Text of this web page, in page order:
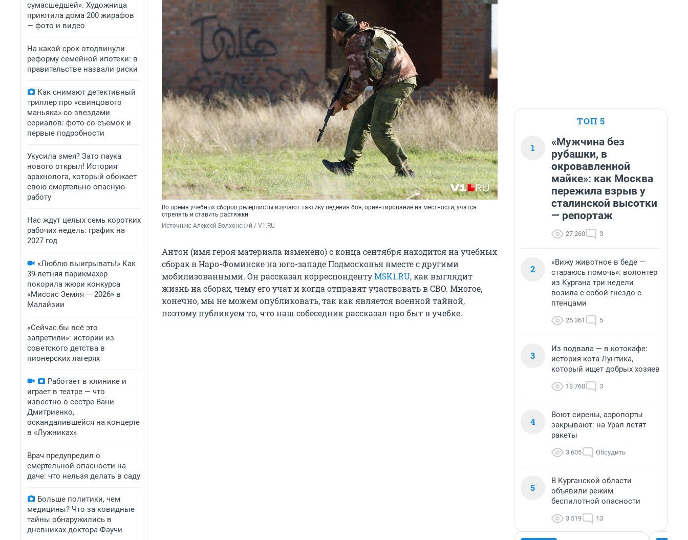
сумасшедшей». Художница
приютила дома 200 жирафов
— фото и видео
На какой срок отодвинули
реформу семейной ипотеки: в
правительстве назвали риски
Как снимают детективный
триллер про «свинцового
маньяка» со звездами
сериалов: фото со съемок и
первые подробности
Укусила змея? Зато паука
нового открыл! История
арахнолога, который обожает
свою смертельно опасную
работу
Нас ждут целых семь коротких
рабочих недель: график на
2027 год
«Люблю выигрывать!» Как
39-летняя парикмахер
покорила жюри конкурса
«Миссис Земля — 2026» в
Малайзии
«Сейчас бы всё это
запретили»: истории из
советского детства в
пионерских лагерях
Работает в клинике и
играет в театре — что
известно о сестре Вани
Дмитриенко,
оскандалившейся на концерте
в «Лужниках»
Врач предупредил о
смертельной опасности на
даче: что нельзя делать в саду
Больше политики, чем
медицины? Что за ковидные
тайны обнаружились в
дневниках доктора Фаучи
Во время учебных сборов резервисты изучают тактику ведения боя, ориентирование на местности, учатся
стрелять и ставить растяжки
Источник: Алексей Волхонский / V1.RU
Антон (имя героя материала изменено) с конца сентября находится на учебных
сборах в Наро-Фоминске на юго-западе Подмосковья вместе с другими
мобилизованными. Он рассказал корреспондентуMSK1.RU, как выглядит
жизнь на сборах, чему его учат и когда отправят участвовать в СВО. Многое,
конечно, мы не можем опубликовать, так как является военной тайной,
поэтому публикуем то, что наш собеседник рассказал про быт в учебке.
ТОП 5
1
«Мужчина без
рубашки, в
окровавленной
майке»: как Москва
пережила взрыв у
сталинской высотки
— репортаж
27 260 3
2
«Вижу животное в беде —
стараюсь помочь»: волонтер
из Кургана три недели
возила с собой гнездо с
птенцами
25 361 5
3
Из подвала — в котокафе:
история кота Лунтика,
который ищет добрых хозяев
18 760 3
4
Воют сирены, аэропорты
закрывают: на Урал летят
ракеты
3 605 Обсудить
5
В Курганской области
объявили режим
беспилотной опасности
3 519 13